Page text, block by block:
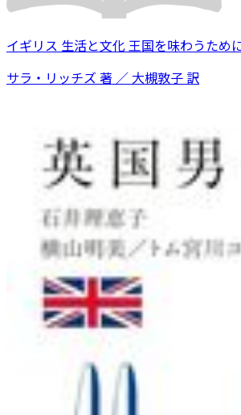
イギリス 生活と文化 王国を味わうため
サラ・リッチズ 著 ／ 大槻敦子 訳